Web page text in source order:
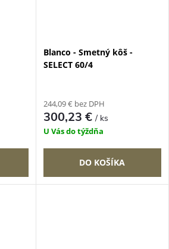
Blanco - Smetný kôš -
SELECT 60/4
244,09 € bez DPH
300,23 €/ ks
U Vás do týždňa
DO KOŠÍKA